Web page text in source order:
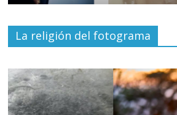
La religión del fotograma